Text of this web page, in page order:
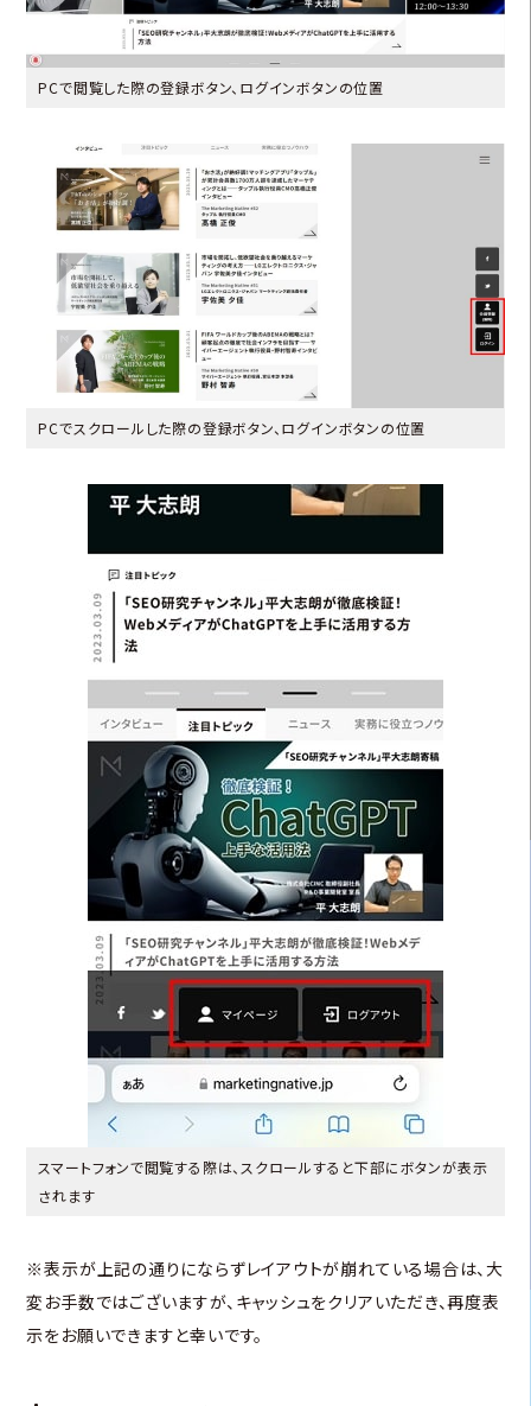
PCで閲覧した際の登録ボタン、ログインボタンの位置
PCでスクロールした際の登録ボタン、ログインボタンの位置
スマートフォンで閲覧する際は、スクロールすると下部にボタンが表示
されます
※表示が上記の通りにならずレイアウトが崩れている場合は、大
変お手数ではございますが、キャッシュをクリアいただき、再度表
示をお願いできますと幸いです。